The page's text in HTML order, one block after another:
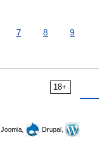
7 8
9
18+
Joomla,
Drupal,